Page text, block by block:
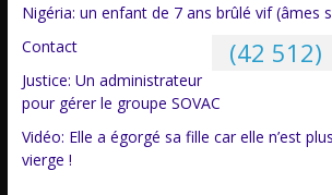
Nigéria: un enfant de 7 ans brûlé vif (âmes
Contact (42 512)
Justice: Un administrateur
pour gérer le groupe SOVAC
Vidéo: Elle a égorgé sa fille car elle n’est plus
vierge !